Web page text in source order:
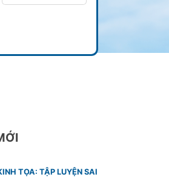
TỌA: TẬP LUYỆN SAI